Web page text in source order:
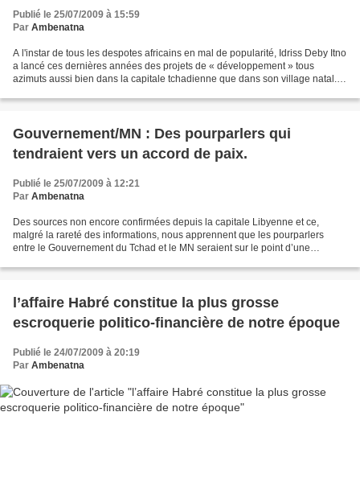
Publié le 25/07/2009 à 15:59
Par Ambenatna
A l'instar de tous les despotes africains en mal de popularité, Idriss Deby Itno
a lancé ces dernières années des projets de « développement » tous
azimuts aussi bien dans la capitale tchadienne que dans son village natal.
Gouvernement/MN : Des pourparlers qui
tendraient vers un accord de paix.
Publié le 25/07/2009 à 12:21
Par Ambenatna
Des sources non encore confirmées depuis la capitale Libyenne et ce,
malgré la rareté des informations, nous apprennent que les pourparlers
entre le Gouvernement du Tchad et le MN seraient sur le point d’une
l’affaire Habré constitue la plus grosse
escroquerie politico-financière de notre époque
Publié le 24/07/2009 à 20:19
Par Ambenatna